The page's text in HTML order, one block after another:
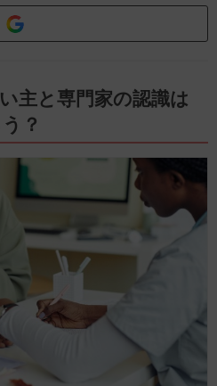
主と専門家の認識は
？